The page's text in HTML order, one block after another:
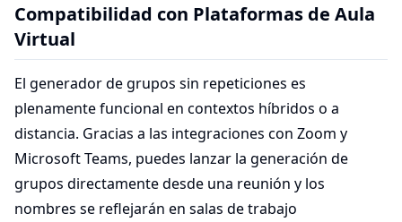
Compatibilidad con Plataformas de Aula
Virtual
El generador de grupos sin repeticiones es
plenamente funcional en contextos híbridos o a
distancia. Gracias a las integraciones con Zoom y
Microsoft Teams, puedes lanzar la generación de
grupos directamente desde una reunión y los
nombres se reflejarán en salas de trabajo